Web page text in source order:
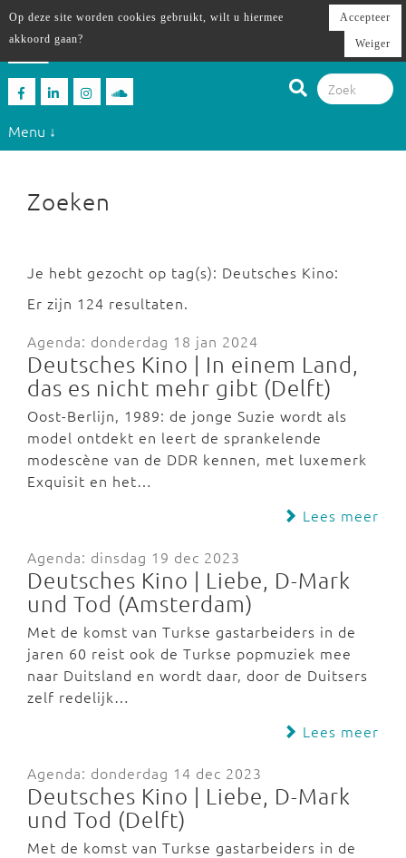
Menu ↓
Zoeken
Je hebt gezocht op tag(s): Deutsches Kino:
Er zijn 124 resultaten.
Agenda: donderdag 18 jan 2024
Deutsches Kino | In einem Land,
das es nicht mehr gibt (Delft)
Oost-Berlijn, 1989: de jonge Suzie wordt als
model ontdekt en leert de sprankelende
modescène van de DDR kennen, met luxemerk
Exquisit en het…
Lees meer
Agenda: dinsdag 19 dec 2023
Deutsches Kino | Liebe, D-Mark
und Tod (Amsterdam)
Met de komst van Turkse gastarbeiders in de
jaren 60 reist ook de Turkse popmuziek mee
naar Duitsland en wordt daar, door de Duitsers
zelf redelijk…
Lees meer
Agenda: donderdag 14 dec 2023
Deutsches Kino | Liebe, D-Mark
und Tod (Delft)
Met de komst van Turkse gastarbeiders in de
Op deze site worden cookies gebruikt, wilt u hiermee
akkoord gaan?
Accepteer
Weiger